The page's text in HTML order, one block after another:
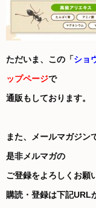
ただいま、この「ショ
ップページで
通販もしております。
また、メールマガジン
是非メルマガの
ご登録をよろしくお願
購読・登録は下記URL